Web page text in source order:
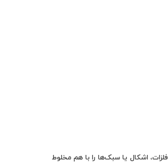
اشکال یا سبک‌ها را با هم مخلوط